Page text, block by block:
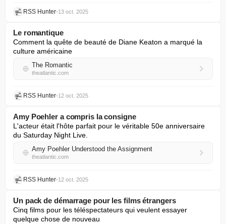
RSS Hunter•13 oct. 2025
Le romantique
Comment la quête de beauté de Diane Keaton a marqué la
culture américaine
The Romantic
theatlantic.com
RSS Hunter•12 oct. 2025
Amy Poehler a compris la consigne
L'acteur était l'hôte parfait pour le véritable 50e anniversaire
du Saturday Night Live.
Amy Poehler Understood the Assignment
theatlantic.com
RSS Hunter•12 oct. 2025
Un pack de démarrage pour les films étrangers
Cinq films pour les téléspectateurs qui veulent essayer
quelque chose de nouveau